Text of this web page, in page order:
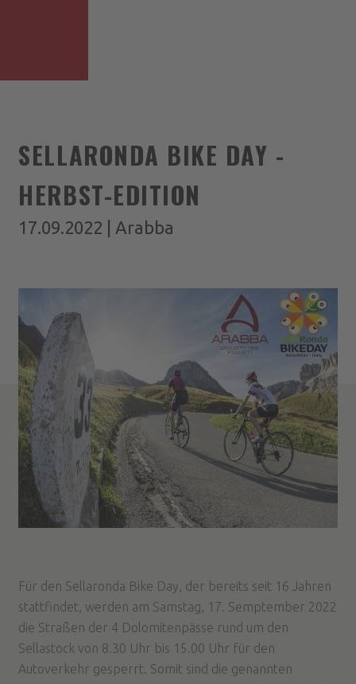
SELLARONDA BIKE DAY -
HERBST-EDITION
17.09.2022 | Arabba
Für den Sellaronda Bike Day, der bereits seit 16 Jahren
stattfindet, werden am Samstag, 17. Semptember 2022
die Straßen der 4 Dolomitenpässe rund um den
Sellastock von 8.30 Uhr bis 15.00 Uhr für den
Autoverkehr gesperrt. Somit sind die genannten